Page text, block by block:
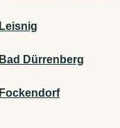
Leisnig
Bad Dürrenberg
Fockendorf